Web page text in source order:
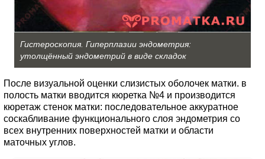
Гистероскопия. Гиперплазии эндометрия:
утолщённый эндометрий в виде складок
После визуальной оценки слизистых оболочек матки. в
полость матки вводится кюретка №4 и производится
кюретаж стенок матки: последовательное аккуратное
соскабливание функционального слоя эндометрия со
всех внутренних поверхностей матки и области
маточных углов.